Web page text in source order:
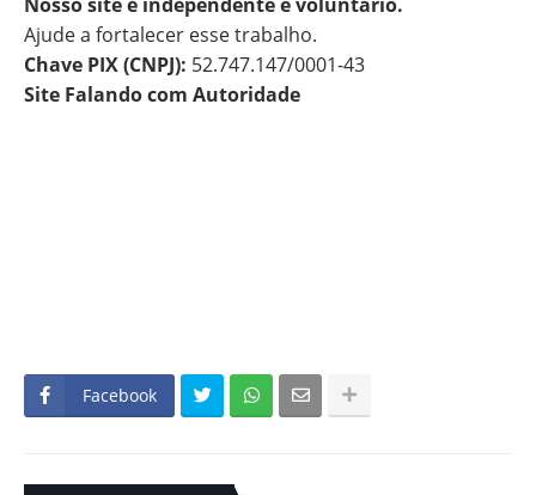
Ajude a fortalecer esse trabalho.
Chave PIX (CNPJ): 52.747.147/0001-43
Site Falando com Autoridade
Facebook